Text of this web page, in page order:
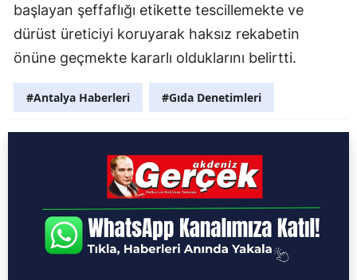
başlayan şeffaflığı etikette tescillemekte ve
dürüst üreticiyi koruyarak haksız rekabetin
önüne geçmekte kararlı olduklarını belirtti.
#Antalya Haberleri #Gıda Denetimleri